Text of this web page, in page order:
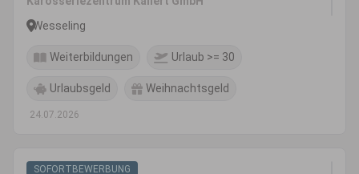
Wesseling
Weiterbildungen Urlaub >= 30
Urlaubsgeld Weihnachtsgeld
24.07.2026
SOFORTBEWERBUNG